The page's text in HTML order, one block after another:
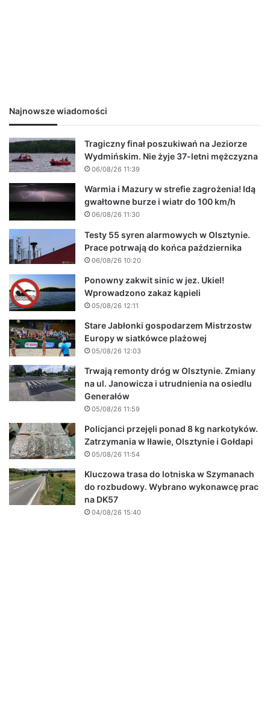
Najnowsze wiadomości
Tragiczny finał poszukiwań na Jeziorze
Wydmińskim. Nie żyje 37-letni mężczyzna
06/08/26 11:39
Warmia i Mazury w strefie zagrożenia! Idą
gwałtowne burze i wiatr do 100 km/h
06/08/26 11:30
Testy 55 syren alarmowych w Olsztynie.
Prace potrwają do końca października
06/08/26 10:20
Ponowny zakwit sinic w jez. Ukiel!
Wprowadzono zakaz kąpieli
05/08/26 12:11
Stare Jabłonki gospodarzem Mistrzostw
Europy w siatkówce plażowej
05/08/26 12:03
Trwają remonty dróg w Olsztynie. Zmiany
na ul. Janowicza i utrudnienia na osiedlu
Generałów
05/08/26 11:59
Policjanci przejęli ponad 8 kg narkotyków.
Zatrzymania w Iławie, Olsztynie i Gołdapi
05/08/26 11:54
Kluczowa trasa do lotniska w Szymanach
do rozbudowy. Wybrano wykonawcę prac
na DK57
04/08/26 15:40